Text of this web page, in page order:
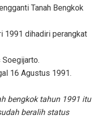
Tanah Bengkok
1991 dihadiri perangkat
Soegijarto.
16 Agustus 1991.
bengkok tahun 1991 itu
beralih status